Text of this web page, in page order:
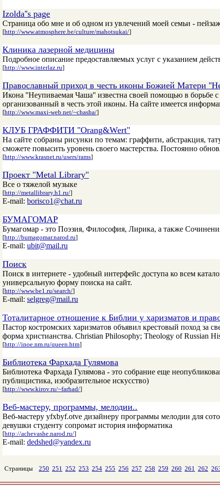
Izolda''s page
Страница обо мне и об одном из увлечений моей семьи -
[http://www.atmosphere.be/culture/mahotsukai/]
Клиника лазерной медицины
Подробное описание предоставляемых услуг с указанием
[http://www.interlaz.ru]
Православный приход в честь иконы Божией Матери
Икона ''Неупиваемая Чаша'' известна своей помощью в борьбе
организованный в честь этой иконы. На сайте имеется
[http://www.maxi-web.net/~chasha/]
КЛУБ ГРАФФИТИ "Orang&Wert"
На сайте собраны рисунки по темам: граффити, абстракция,
сможете повысить уровень своего мастерства. Постоянно
[http://www.krasnet.ru/users/rams]
Проект "Metal Library"
Все о тяжелой музыке
[http://metallibrary.h1.ru/]
E-mail: borisco1@chat.ru
БУМАГОМАР
Бумагомар - это Поэзия, Философия, Лирика, а также
[http://bumagomar.narod.ru]
E-mail: ubit@mail.ru
Поиск
Поиск в интернете - удобный интерфейс доступа ко всем
универсальную форму поиска на сайт.
[http://www.be1.ru/search/]
E-mail: selgreg@mail.ru
Тоталитарное отношение к Библии у харизматов и
Пастор костромских харизматов объявил крестовый поход за
форма христианства. Christian Philosophy; Theology of Russian
[http://inoe.nm.ru/queen.htm]
Библиотека Фархада Гулямова
Библиотека Фархада Гулямова - это собрание еще
публицистика, изобразительное искусство)
[http://www.kirov.ru/~farhad/]
Веб-мастеру, программы, мелодии..
Веб-мастеру yfxbyf.otve дизайнеру программы мелодии для
девушки студенту сопромат история информатика
[http://achevashe.narod.ru/]
E-mail: dedshed@yandex.ru
Страницы 250 251 252 253 254 255 256 257 258 259 260 261 262